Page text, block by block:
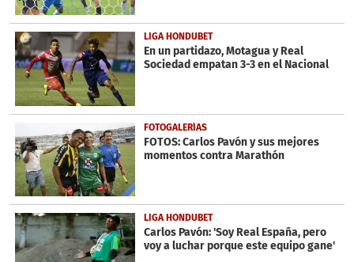
LIGA HONDUBET
En un partidazo, Motagua y Real
Sociedad empatan 3-3 en el Nacional
FOTOGALERÍAS
FOTOS: Carlos Pavón y sus mejores
momentos contra Marathón
LIGA HONDUBET
Carlos Pavón: 'Soy Real España, pero
voy a luchar porque este equipo gane'